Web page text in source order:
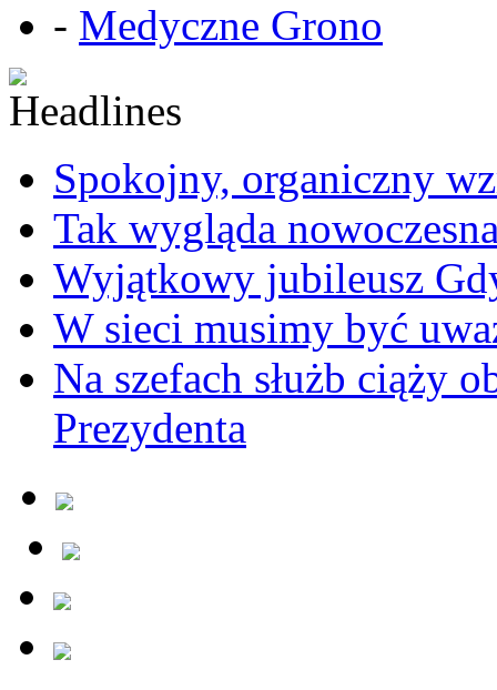
- Medyczne Grono
Spokojny, organiczny
Tak wygląda
Wyjątkowy jubileusz
W sieci musimy być
Na szefach służb ciąży
Prezydenta